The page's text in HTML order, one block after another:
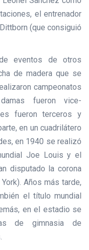
el entrenador
(que consiguió
eventos de otros
de madera que se
campeonatos
fueron vice-
fueron terceros y
en un cuadrilátero
en 1940 se realizó
Joe Louis y el
disputado la corona
Años más tarde,
el título mundial
en el estadio se
de gimnasia de